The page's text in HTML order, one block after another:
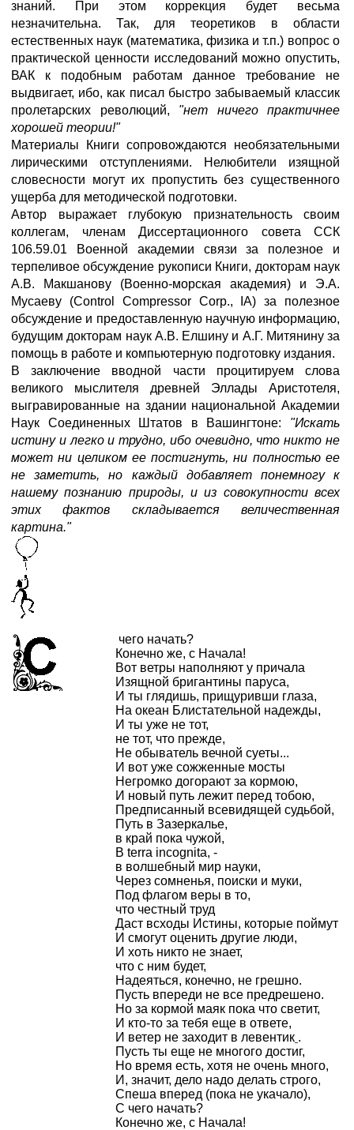
знаний. При этом коррекция будет весьма
незначительна. Так, для теоретиков в области
естественных наук (математика, физика и т.п.) вопрос о
практической ценности исследований можно опустить,
ВАК к подобным работам данное требование не
выдвигает, ибо, как писал быстро забываемый классик
пролетарских революций, "нет ничего практичнее
хорошей теории!"
Материалы Книги сопровождаются необязательными
лирическими отступлениями. Нелюбители изящной
словесности могут их пропустить без существенного
ущерба для методической подготовки.
Автор выражает глубокую признательность своим
коллегам, членам Диссертационного совета ССК
106.59.01 Военной академии связи за полезное и
терпеливое обсуждение рукописи Книги, докторам наук
А.В. Макшанову (Военно-морская академия) и Э.А.
Мусаеву (Control Compressor Corp., IA) за полезное
обсуждение и предоставленную научную информацию,
будущим докторам наук А.В. Елшину и А.Г. Митянину за
помощь в работе и компьютерную подготовку издания.
В заключение вводной части процитируем слова
великого мыслителя древней Эллады Аристотеля,
выгравированные на здании национальной Академии
Наук Соединенных Штатов в Вашингтоне: "Искать
истину и легко и трудно, ибо очевидно, что никто не
может ни целиком ее постигнуть, ни полностью ее
не заметить, но каждый добавляет понемногу к
нашему познанию природы, и из совокупности всех
этих фактов складывается величественная
картина."
чего начать?
Конечно же, с Начала!
Вот ветры наполняют у причала
Изящной бригантины паруса,
И ты глядишь, прищуривши глаза,
На океан Блистательной надежды,
И ты уже не тот,
не тот, что прежде,
Не обыватель вечной суеты...
И вот уже сожженные мосты
Негромко догорают за кормою,
И новый путь лежит перед тобою,
Предписанный всевидящей судьбой,
Путь в Зазеркалье,
в край пока чужой,
В terra incognita, -
в волшебный мир науки,
Через сомненья, поиски и муки,
Под флагом веры в то,
что честный труд
Даст всходы Истины, которые поймут
И смогут оценить другие люди,
И хоть никто не знает,
что с ним будет,
Надеяться, конечно, не грешно.
Пусть впереди не все предрешено.
Но за кормой маяк пока что светит,
И кто-то за тебя еще в ответе,
И ветер не заходит в левентик .
Пусть ты еще не многого достиг,
Но время есть, хотя не очень много,
И, значит, дело надо делать строго,
Спеша вперед (пока не укачало),
С чего начать?
Конечно же, с Начала!